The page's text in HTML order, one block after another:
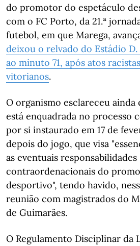
do promotor do espetáculo
com o FC Porto, da 21.ª
futebol, em que Marega,
deixou o relvado do Estádio
ao minuto 71, após atos
vitorianos.
O organismo esclareceu ainda
está enquadrada no processo
por si instaurado em 17 de
depois do jogo, que visa
as eventuais responsabilidades
contraordenacionais do
desportivo", tendo havido,
reunião com magistrados do
de Guimarães.
O Regulamento Disciplinar da